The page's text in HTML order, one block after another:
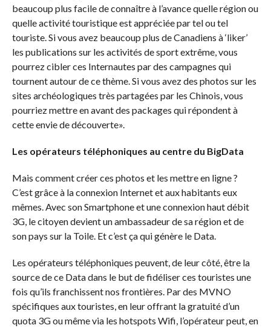
beaucoup plus facile de connaître à l’avance quelle région ou
quelle activité touristique est appréciée par tel ou tel
touriste. Si vous avez beaucoup plus de Canadiens à ‘liker’
les publications sur les activités de sport extrême, vous
pourrez cibler ces Internautes par des campagnes qui
tournent autour de ce thème. Si vous avez des photos sur les
sites archéologiques très partagées par les Chinois, vous
pourriez mettre en avant des packages qui répondent à
cette envie de découverte».
Les opérateurs téléphoniques au centre du BigData
Mais comment créer ces photos et les mettre en ligne ?
C’est grâce à la connexion Internet et aux habitants eux
mêmes. Avec son Smartphone et une connexion haut débit
3G, le citoyen devient un ambassadeur de sa région et de
son pays sur la Toile. Et c’est ça qui génère le Data.
Les opérateurs téléphoniques peuvent, de leur côté, être la
source de ce Data dans le but de fidéliser ces touristes une
fois qu’ils franchissent nos frontières. Par des MVNO
spécifiques aux touristes, en leur offrant la gratuité d’un
quota 3G ou même via les hotspots Wifi, l’opérateur peut, en